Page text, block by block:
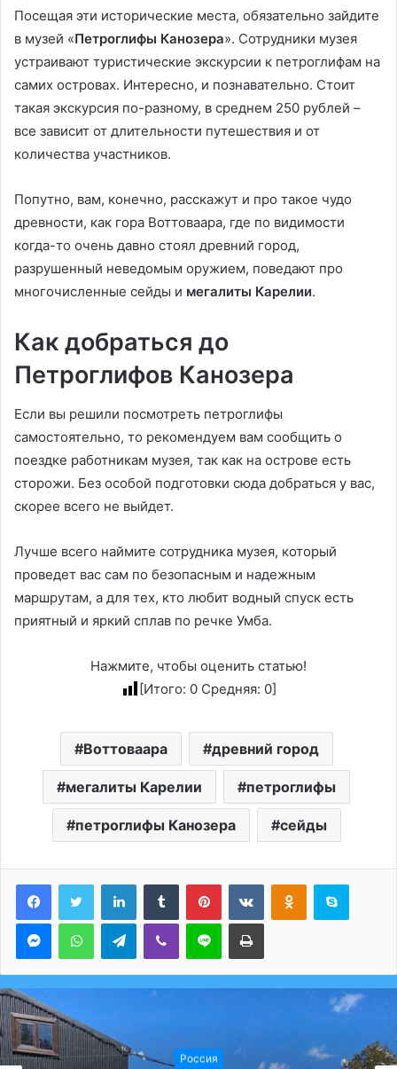
Посещая эти исторические места, обязательно зайдите
в музей «Петроглифы Канозера». Сотрудники музея
устраивают туристические экскурсии к петроглифам на
самих островах. Интересно, и познавательно. Стоит
такая экскурсия по-разному, в среднем 250 рублей –
все зависит от длительности путешествия и от
количества участников.
Попутно, вам, конечно, расскажут и про такое чудо
древности, как гора Воттоваара, где по видимости
когда-то очень давно стоял древний город,
разрушенный неведомым оружием, поведают про
многочисленные сейды и мегалиты Карелии.
Как добраться до
Петроглифов Канозера
Если вы решили посмотреть петроглифы
самостоятельно, то рекомендуем вам сообщить о
поездке работникам музея, так как на острове есть
сторожи. Без особой подготовки сюда добраться у вас,
скорее всего не выйдет.
Лучше всего наймите сотрудника музея, который
проведет вас сам по безопасным и надежным
маршрутам, а для тех, кто любит водный спуск есть
приятный и яркий сплав по речке Умба.
Нажмите, чтобы оценить статью!
[Итого: 0Средняя: 0]
Воттоваара древний город
мегалиты Карелии петроглифы
петроглифы Канозера сейды
LinkedInTumblr PinterestВконтактеОдноклассники
Skype
MessengerWhatsAppTelegramViber Line Печатать
Россия